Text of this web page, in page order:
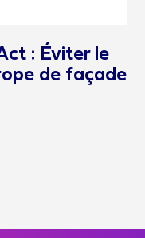
: Éviter le
de façade